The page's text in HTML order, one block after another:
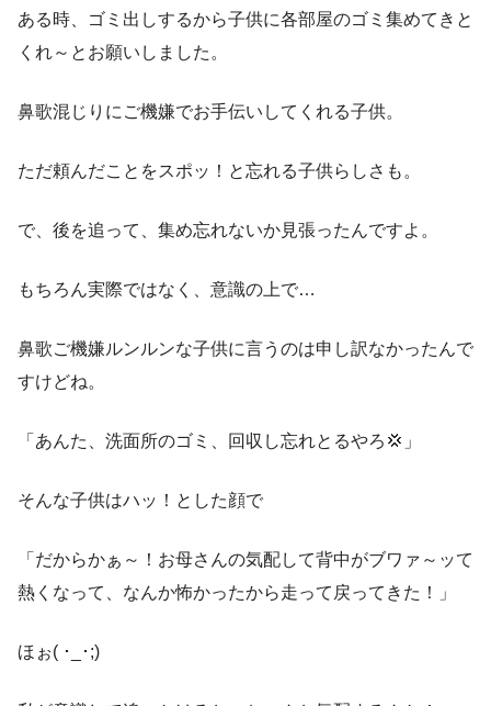
ある時、ゴミ出しするから子供に各部屋のゴミ集めてきと
くれ～とお願いしました。
鼻歌混じりにご機嫌でお手伝いしてくれる子供。
ただ頼んだことをスポッ！と忘れる子供らしさも。
で、後を追って、集め忘れないか見張ったんですよ。
もちろん実際ではなく、意識の上で…
鼻歌ご機嫌ルンルンな子供に言うのは申し訳なかったんで
すけどね。
「あんた、洗面所のゴミ、回収し忘れとるやろ💢」
そんな子供はハッ！とした顔で
「だからかぁ～！お母さんの気配して背中がブワァ～ッて
熱くなって、なんか怖かったから走って戻ってきた！」
ほぉ( ･_･;)